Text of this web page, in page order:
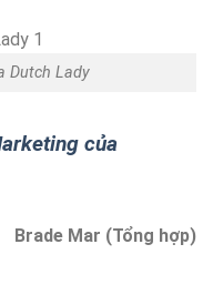
Dutch Lady
của
Brade Mar (Tổng hợp)